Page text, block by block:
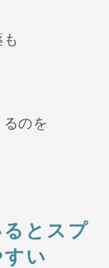
のを
とスプ
い